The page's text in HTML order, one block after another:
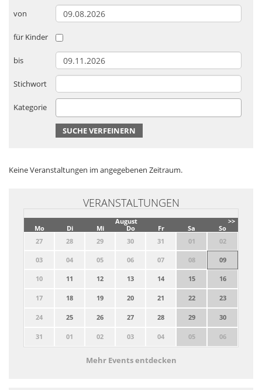
von
für Kinder
bis
Stichwort
Kategorie
SUCHE VERFEINERN
Keine Veranstaltungen im angegebenen Zeitraum.
VERANSTALTUNGEN
>>
August
Mo
Di Mi Do Fr Sa
So
27
28 29 30 31 01 02
03 04 05 06 07 08 09
10 11 12 13 14 15 16
17 18 19 20 21 22 23
24 25 26 27 28 29 30
31 01 02 03 04 05 06
Mehr Events entdecken